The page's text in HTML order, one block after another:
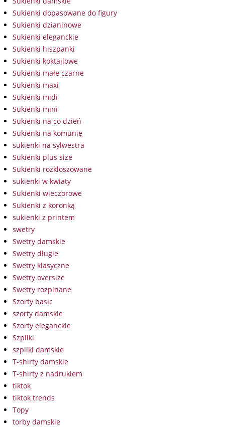
Sukienki dopasowane do figury
Sukienki dzianinowe
Sukienki eleganckie
Sukienki hiszpanki
Sukienki koktajlowe
Sukienki małe czarne
Sukienki maxi
Sukienki midi
Sukienki mini
Sukienki na co dzień
Sukienki na komunię
sukienki na sylwestra
Sukienki plus size
Sukienki rozkloszowane
sukienki w kwiaty
Sukienki wieczorowe
Sukienki z koronką
sukienki z printem
swetry
Swetry damskie
Swetry długie
Swetry klasyczne
Swetry oversize
Swetry rozpinane
Szorty basic
szorty damskie
Szorty eleganckie
Szpilki
szpilki damskie
T-shirty damskie
T-shirty z nadrukiem
tiktok
tiktok trends
Topy
torby damskie